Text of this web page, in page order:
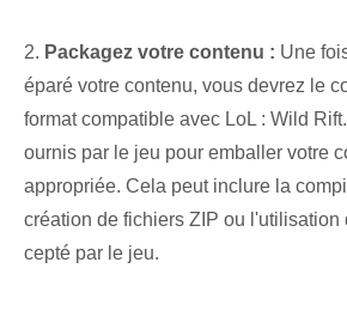
2. Packagez votre contenu : Une
éparé votre contenu, vous devrez le
format compatible avec LoL : Wild
ournis par le jeu pour emballer votre
appropriée. Cela peut inclure la
création de fichiers ZIP ou l'utilisation
cepté par le jeu.